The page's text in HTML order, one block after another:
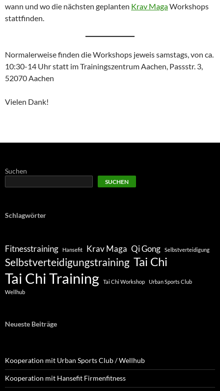
wann und wo die nächsten geplanten Krav MagaWorkshops
stattfinden.
Normalerweise finden die Workshops jeweis samstags, von ca.
10:30-14 Uhr statt im Trainingszentrum Aachen, Passstr. 3,
52070 Aachen
Vielen Dank!
Suchen
SUCHEN
Schlagwörter
Fitnesstraining Hansefit Krav Maga Qi Gong Selbstverteidigung
Selbstverteidigungstraining Tai Chi
Tai Chi Training Tai Chi Workshop
Urban Sports Club
Wellhub
Neueste Beiträge
Kooperation mit Urban Sports Club / Wellhub
Kooperation mit Hansefit Firmenfitness